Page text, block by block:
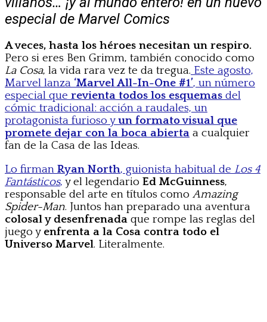
especial de Marvel Comics
A veces, hasta los héroes necesitan un respiro.
Pero si eres Ben Grimm, también conocido como
La Cosa, la vida rara vez te da tregua. Este agosto,
Marvel lanza ‘Marvel All-In-One #1’, un número
especial que revienta todos los esquemas del
cómic tradicional: acción a raudales, un
protagonista furioso yun formato visual que
promete dejar con la boca abierta a cualquier
fan de la Casa de las Ideas.
Lo firman Ryan North, guionista habitual de Los 4
Fantásticos, y el legendario Ed McGuinness,
responsable del arte en títulos comoAmazing
Spider-Man. Juntos han preparado una aventura
colosal y desenfrenada que rompe las reglas del
juego y enfrenta a la Cosa contra todo el
Universo Marvel. Literalmente.